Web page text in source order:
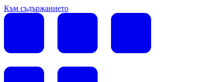
Към съдържанието